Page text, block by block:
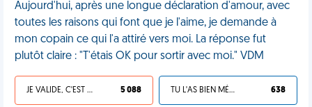
Aujourd'hui, après une longue déclaration d'amour, avec
toutes les raisons qui font que je l'aime, je demande à
mon copain ce qui l'a attiré vers moi. La réponse fut
plutôt claire : "T'étais OK pour sortir avec moi." VDM
JE VALIDE, C'EST UNE VDM 5 088 TU L'AS BIEN MÉRITÉ 638